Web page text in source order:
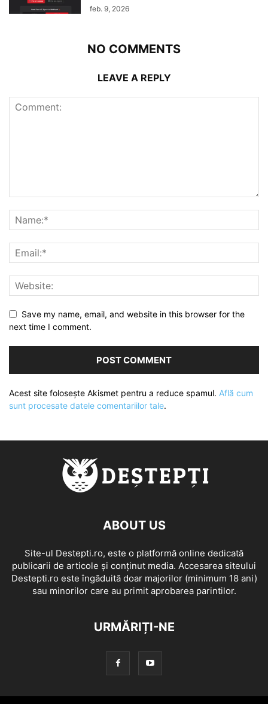
feb. 9, 2026
NO COMMENTS
LEAVE A REPLY
Save my name, email, and website in this browser for the
next time I comment.
Acest site folosește Akismet pentru a reduce spamul. Află cum
sunt procesate datele comentariilor tale.
ABOUT US
Site-ul Destepti.ro, este o platformă online dedicată
publicarii de articole și conținut media. Accesarea siteului
Destepti.ro este îngăduită doar majorilor (minimum 18 ani)
sau minorilor care au primit aprobarea parintilor.
URMĂRIȚI-NE